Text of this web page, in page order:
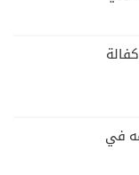
في